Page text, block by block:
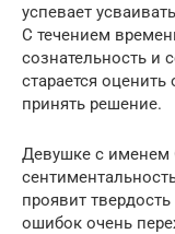
успевает
С течением
сознательность и
старается
принять решение.
Девушке с именем
проявит
ошибок очень